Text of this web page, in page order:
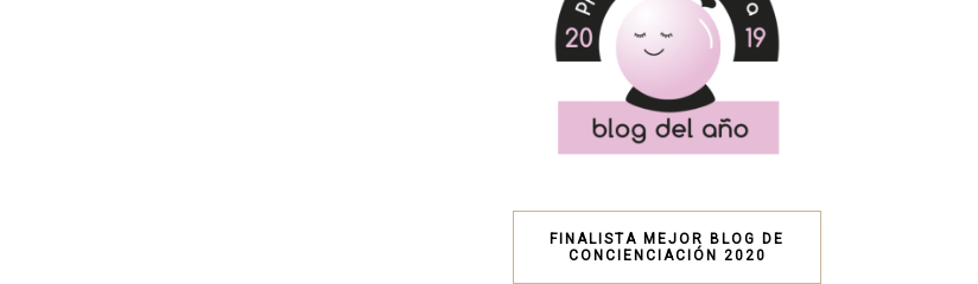
FINALISTA MEJOR BLOG DE
CONCIENCIACIÓN 2020